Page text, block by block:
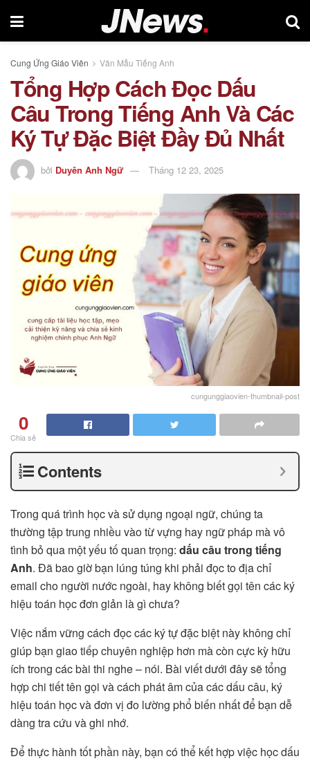
Cung Ứng Giáo Viên Văn Mẫu Tiếng Anh
Tổng Hợp Cách Đọc Dấu
Câu Trong Tiếng Anh Và Các
Ký Tự Đặc Biệt Đầy Đủ Nhất
bởi Duyên Anh Ngữ Tháng 12 23, 2025
cungunggiaovien-thumbnail-post
0
Chia sẻ
Contents
Trong quá trình học và sử dụng ngoại ngữ, chúng ta
thường tập trung nhiều vào từ vựng hay ngữ pháp mà vô
tình bỏ qua một yếu tố quan trọng: dấu câu trong tiếng
Anh. Đã bao giờ bạn lúng túng khi phải đọc to địa chỉ
email cho người nước ngoài, hay không biết gọi tên các ký
hiệu toán học đơn giản là gì chưa?
Việc nắm vững cách đọc các ký tự đặc biệt này không chỉ
giúp bạn giao tiếp chuyên nghiệp hơn mà còn cực kỳ hữu
ích trong các bài thi nghe – nói. Bài viết dưới đây sẽ tổng
hợp chi tiết tên gọi và cách phát âm của các dấu câu, ký
hiệu toán học và đơn vị đo lường phổ biến nhất để bạn dễ
dàng tra cứu và ghi nhớ.
Để thực hành tốt phần này, bạn có thể kết hợp việc học dấu